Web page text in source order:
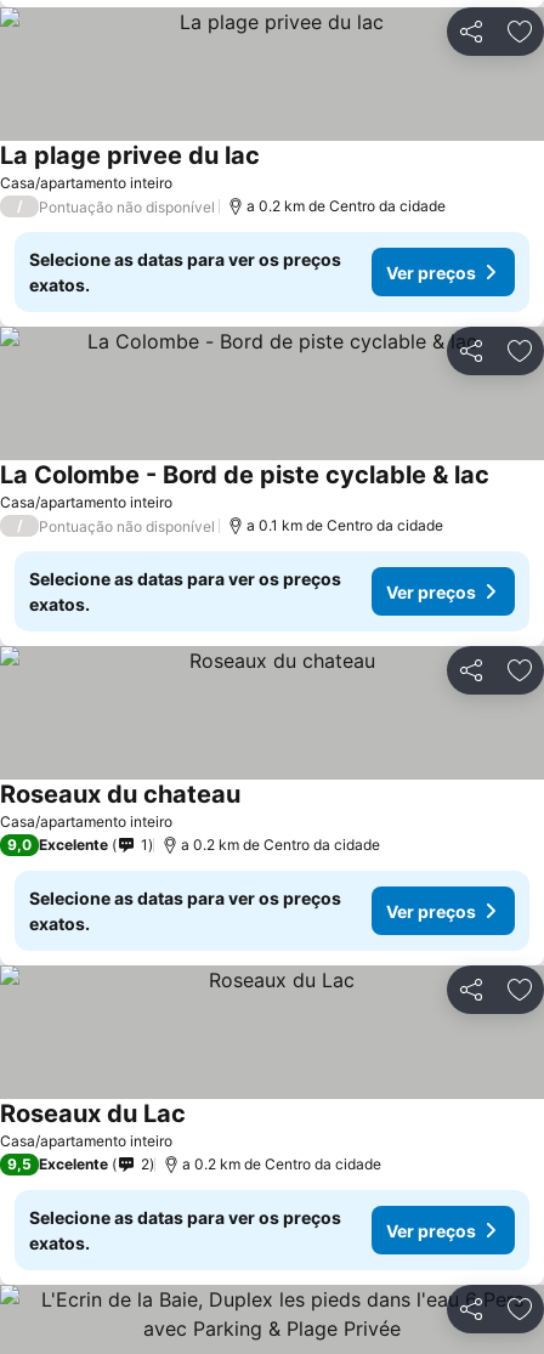
Partilhar
Casa/apartamento inteiro
La plage privee du lac
/ Pontuação não disponível a 0.2 km de Centro da cidade
Selecione as datas para ver os preços
exatos.
Ver preços
Partilhar
Casa/apartamento inteiro
La Colombe - Bord de piste cyclable & lac
/ Pontuação não disponível a 0.1 km de Centro da cidade
Selecione as datas para ver os preços
exatos.
Ver preços
Partilhar
Casa/apartamento inteiro
Roseaux du chateauVer preços
9,0 Excelente 1 a 0.2 km de Centro da cidade
Selecione as datas para ver os preços
exatos.
Ver preços
Partilhar
Casa/apartamento inteiro
Roseaux du Lac
9,5 Excelente 2 a 0.2 km de Centro da cidade
Selecione as datas para ver os preços
exatos.
Ver preços
Partilhar